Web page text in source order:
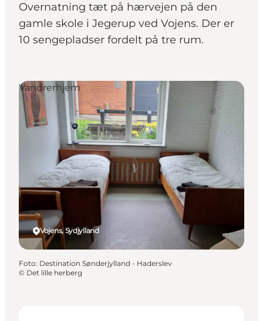
Planlæg din ferie
Booking
Overnatning tæt på hærvejen på den
gamle skole i Jegerup ved Vojens. Der er
10 sengepladser fordelt på tre rum.
Vojens, Sydjylland
Vandrerhjem
Foto: Destination Sønderjylland - Haderslev
© Det lille herberg